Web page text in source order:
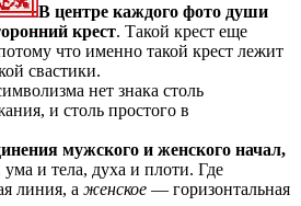
В центре каждого фото души
крест. Такой крест еще
что именно такой крест лежит
свастики.
нет знака столь
и столь простого в
мужского и женского начал,
и тела, духа и плоти. Где
линия, а женское — горизонтальная